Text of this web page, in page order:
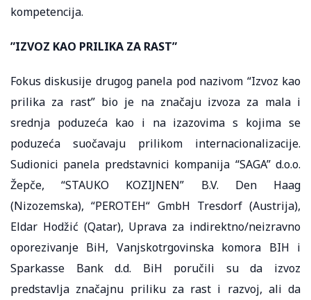
kompetencija.
​”IZVOZ KAO PRILIKA ZA RAST”​
Fokus diskusije drugog panela pod nazivom “Izvoz kao
prilika za rast” bio je na značaju izvoza za mala i
srednja poduzeća kao i na izazovima s kojima se
poduzeća suočavaju prilikom internacionalizacije.
Sudionici panela predstavnici kompanija “SAGA” d.o.o.
Žepče, “STAUKO KOZIJNEN” B.V. Den Haag
(Nizozemska), “PEROTEH“ GmbH Tresdorf (Austrija),
Eldar Hodžić (Qatar), Uprava za indirektno/neizravno
oporezivanje BiH, Vanjskotrgovinska komora BIH i
Sparkasse Bank d.d. BiH poručili su da izvoz
predstavlja značajnu priliku za rast i razvoj, ali da